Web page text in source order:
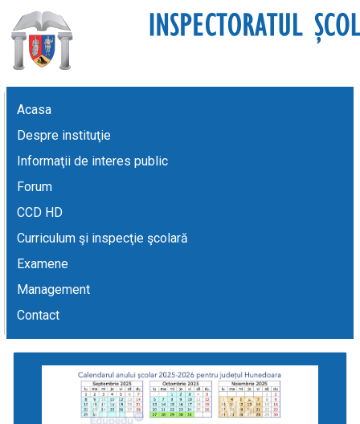
Acasa
Despre instituţie
Informaţii de interes public
Forum
CCD HD
Curriculum şi inspecţie şcolară
Examene
Management
Contact